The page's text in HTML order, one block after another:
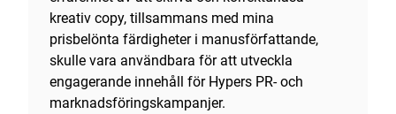
kreativ copy, tillsammans med mina
prisbelönta färdigheter i manusförfattande,
skulle vara användbara för att utveckla
engagerande innehåll för Hypers PR- och
marknadsföringskampanjer.